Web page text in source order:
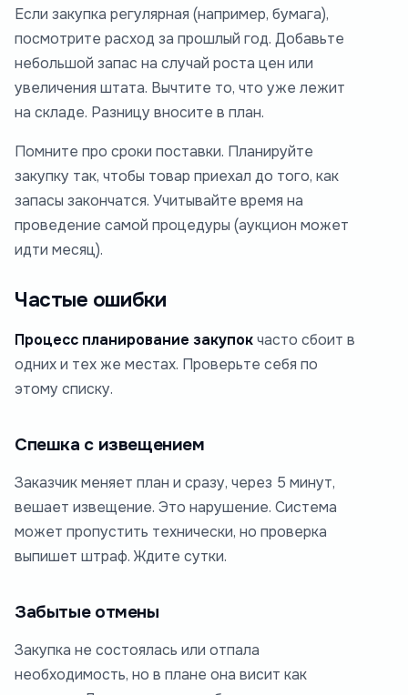
Если закупка регулярная (например, бумага),
посмотрите расход за прошлый год. Добавьте
небольшой запас на случай роста цен или
увеличения штата. Вычтите то, что уже лежит
на складе. Разницу вносите в план.
Помните про сроки поставки. Планируйте
закупку так, чтобы товар приехал до того, как
запасы закончатся. Учитывайте время на
проведение самой процедуры (аукцион может
идти месяц).
Частые ошибки
Процесс планирование закупокчасто сбоит в
одних и тех же местах. Проверьте себя по
этому списку.
Спешка с извещением
Заказчик меняет план и сразу, через 5 минут,
вешает извещение. Это нарушение. Система
может пропустить технически, но проверка
выпишет штраф. Ждите сутки.
Забытые отмены
Закупка не состоялась или отпала
необходимость, но в плане она висит как